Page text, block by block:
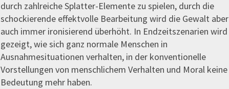
durch zahlreiche Splatter-Elemente zu spielen, durch die
schockierende effektvolle Bearbeitung wird die Gewalt aber
auch immer ironisierend überhöht. In Endzeitszenarien wird
gezeigt, wie sich ganz normale Menschen in
Ausnahmesituationen verhalten, in der konventionelle
Vorstellungen von menschlichem Verhalten und Moral keine
Bedeutung mehr haben.